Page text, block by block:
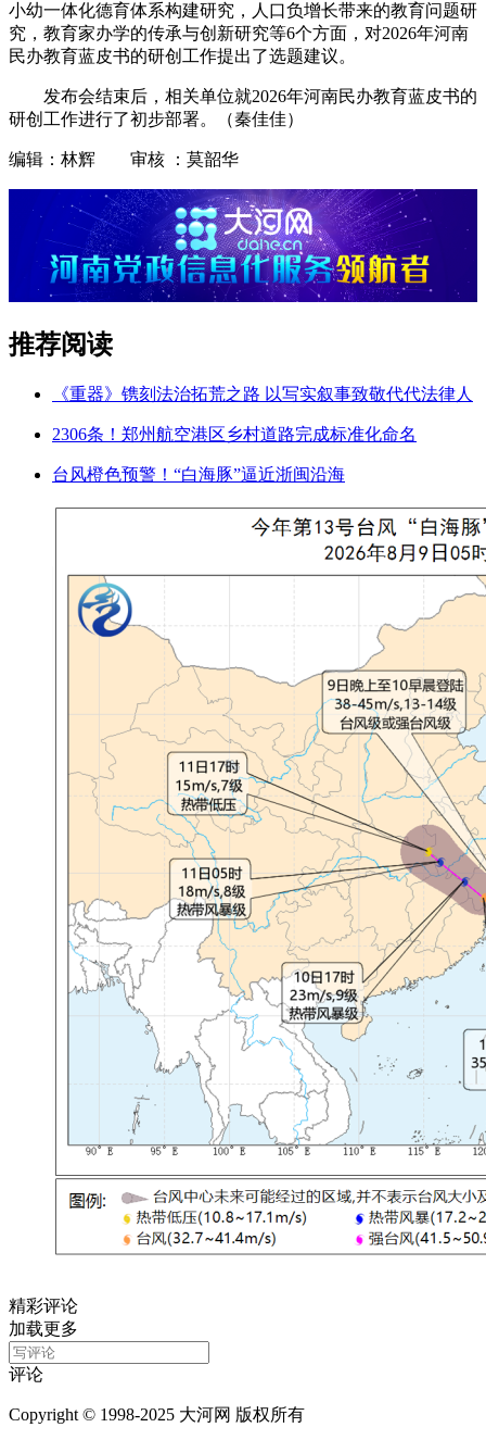
小幼一体化德育体系构建研究，人口负增长带来的教育问题研
究，教育家办学的传承与创新研究等6个方面，对2026年河南
民办教育蓝皮书的研创工作提出了选题建议。
发布会结束后，相关单位就2026年河南民办教育蓝皮书的
研创工作进行了初步部署。（秦佳佳）
编辑：林辉 审核 ：莫韶华
推荐阅读
《重器》镌刻法治拓荒之路 以写实叙事致敬代代法律人
2306条！郑州航空港区乡村道路完成标准化命名
台风橙色预警！“白海豚”逼近浙闽沿海
精彩评论
加载更多
评论
Copyright © 1998-2025 大河网 版权所有